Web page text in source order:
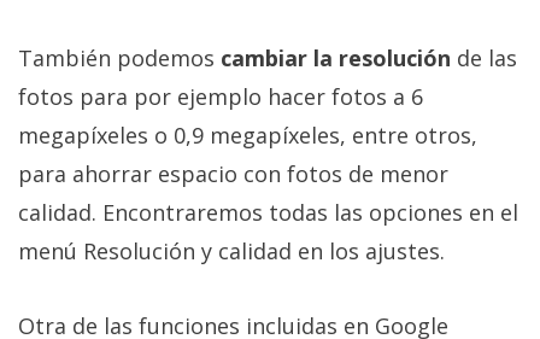
derechos
También podemos cambiar la resolución de las
fotos para por ejemplo hacer fotos a 6
megapíxeles o 0,9 megapíxeles, entre otros,
para ahorrar espacio con fotos de menor
calidad. Encontraremos todas las opciones en el
menú Resolución y calidad en los ajustes.
Otra de las funciones incluidas en Google